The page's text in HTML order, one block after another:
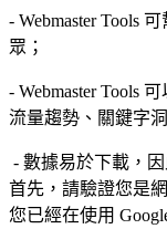
- Webmaster Tools
眾；
- Webmaster Tools
流量趨勢、關鍵字
- 數據易於下載，
首先，請驗證您是
您已經在使用